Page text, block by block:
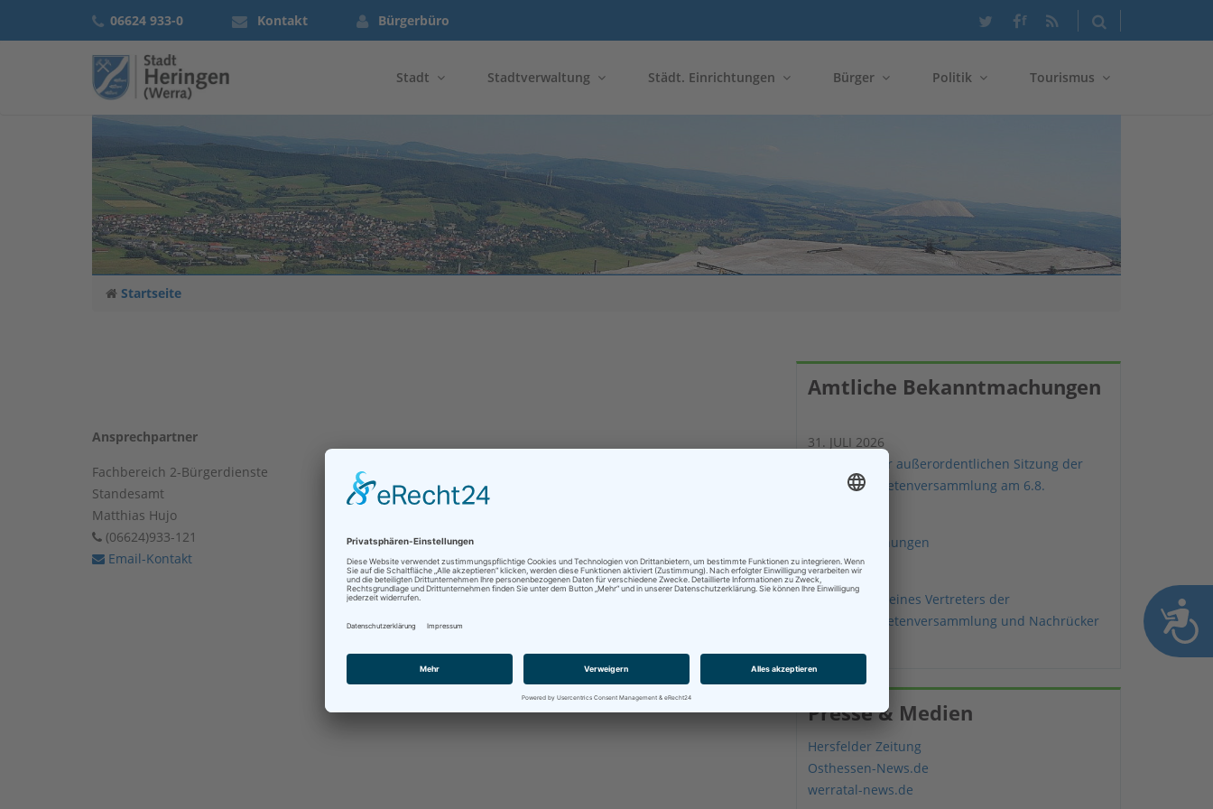
06624 933-0 Kontakt Bürgerbüro f
Stadt Stadtverwaltung Städt. Einrichtungen Bürger Politik Tourismus
Startseite
Ansprechpartner
Fachbereich 2-Bürgerdienste
Standesamt
Matthias Hujo
(06624)933-121
Email-Kontakt
Amtliche Bekanntmachungen
31. JULI 2026
Einladung zur außerordentlichen Sitzung der
Stadtverordnetenversammlung am 6.8.
Bekanntmachungen
20. JULI 2026
Ausscheiden eines Vertreters der
Stadtverordnetenversammlung und Nachrücker
Presse & Medien
Hersfelder Zeitung
Osthessen-News.de
werratal-news.de